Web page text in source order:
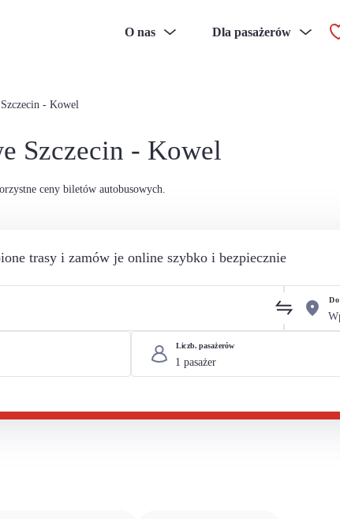
O nas Dla pasażerów
Szczecin - Kowel
Szczecin - Kowel
ceny biletów autobusowych.
trasy i zamów je online szybko i bezpiecznie
Do
Liczb. pasażerów